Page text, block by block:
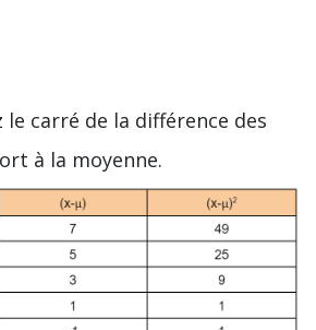
le carré de la différence des
à la moyenne.